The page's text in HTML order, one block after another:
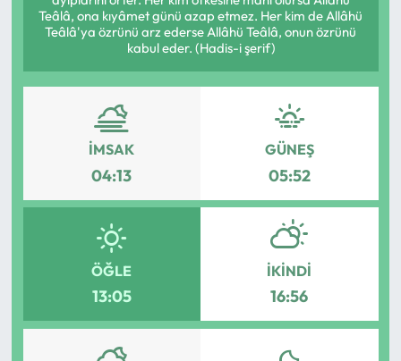
Teâlâ, ona kıyâmet günü azap etmez. Her kim de Allâhü
Teâlâ'ya özrünü arz ederse Allâhü Teâlâ, onun özrünü
kabul eder. (Hadis-i şerif)
İMSAK
04:13
GÜNEŞ
05:52
ÖĞLE
13:05
İKINDI
16:56
Eğitim
Ekonomi
Güncel
İskilip Haberleri
Kimdir?
Kültür Sanat
Laçin Haberleri